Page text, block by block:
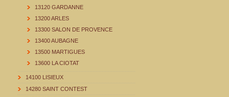
13120 GARDANNE
13200 ARLES
13300 SALON DE PROVENCE
13400 AUBAGNE
13500 MARTIGUES
13600 LA CIOTAT
14100 LISIEUX
14280 SAINT CONTEST